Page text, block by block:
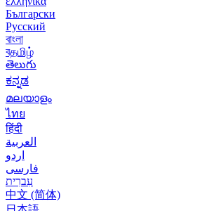
Български
Русский
বাংলা
বதமிழ்
తెలుగు
ಕನ್ನಡ
മലയാളം
ไทย
हिंदी
العربية
اردو
فارسی
עִברִית
中文 (简体)